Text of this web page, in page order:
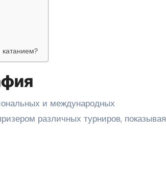
и международных
различных турниров, показывая